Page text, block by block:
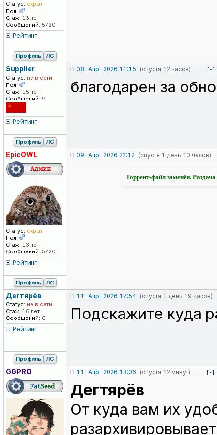
Статус: скрыт
Пол:
Стаж: 13 лет
Сообщений: 5720
Рейтинг
Профиль ЛС
Supplier
Статус: не в сети
Пол:
Стаж: 15 лет
Сообщений: 9
Рейтинг
08-Апр-2026 11:15 (спустя 12 часов) [-]
благодарен за
Профиль ЛС
EpicOWL
Статус: скрыт
Пол:
Стаж: 13 лет
Сообщений: 5720
Рейтинг
09-Апр-2026 22:12 (спустя 1 день 10 часов)
Торрент-файл заменён.
Профиль ЛС
Дегтярёв
Статус: не в сети
Стаж: 16 лет
Сообщений: 6
Рейтинг
11-Апр-2026 17:54 (спустя 1 день 19 часов)
Подскажите куда
Профиль ЛС
GGPRO 11-Апр-2026 18:06 (спустя 12 минут) [-]
Дегтярёв
От куда вам их